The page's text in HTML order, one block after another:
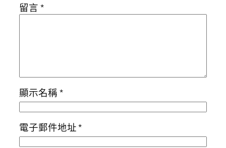
留言*
顯示名稱*
電子郵件地址*